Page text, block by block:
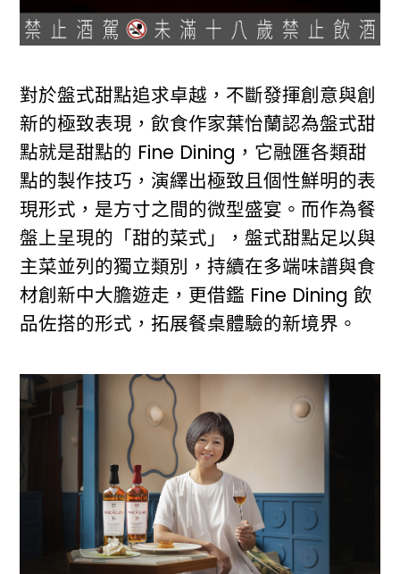
對於盤式甜點追求卓越，不斷發揮創意與創
新的極致表現，飲食作家葉怡蘭認為盤式甜
點就是甜點的 Fine Dining，它融匯各類甜
點的製作技巧，演繹出極致且個性鮮明的表
現形式，是方寸之間的微型盛宴。而作為餐
盤上呈現的「甜的菜式」，盤式甜點足以與
主菜並列的獨立類別，持續在多端味譜與食
材創新中大膽遊走，更借鑑 Fine Dining 飲
品佐搭的形式，拓展餐桌體驗的新境界。